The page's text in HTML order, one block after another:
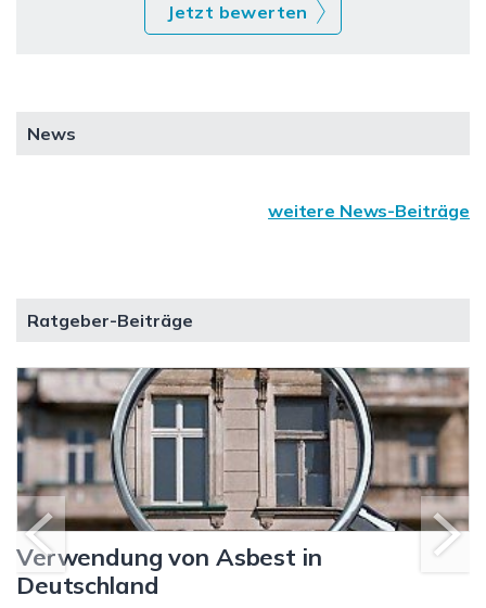
Jetzt bewerten
News
weitere News-Beiträge
Ratgeber-Beiträge
Verwendung von Asbest in
Deutschland